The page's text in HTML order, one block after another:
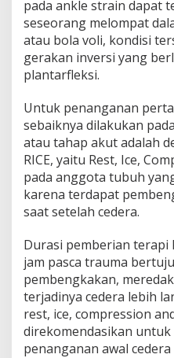
pada ankle strain dapat
seseorang melompat
atau bola voli, kondisi
gerakan inversi yang
plantarfleksi.
Untuk penanganan
sebaiknya dilakukan
atau tahap akut adalah
RICE, yaitu Rest, Ice,
pada anggota tubuh
karena terdapat
saat setelah cedera.
Durasi pemberian terapi
jam pasca trauma
pembengkakan,
terjadinya cedera lebih
rest, ice, compression
direkomendasikan
penanganan awal